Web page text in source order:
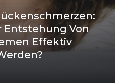
Entstehung Von
Effektiv